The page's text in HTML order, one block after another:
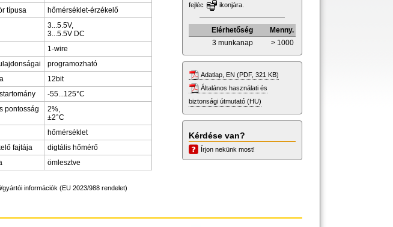
típusa
hőmérséklet-érzékelő
3...5.5V,
3...5.5V DC
1-wire
programozható
12bit
-55...125°C
pontosság
2%,
±2°C
hőmérséklet
fajtája
digtális hőmérő
ömlesztve
információk (EU 2023/988 rendelet)
fejléc
ikonjára.
Elérhetőség
Menny.
3 munkanap
> 1000
Adatlap, EN (PDF, 321 KB)
Általános használati és
biztonsági útmutató (HU)
Kérdése van?
Írjon nekünk most!